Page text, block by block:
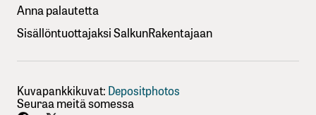
Anna palautetta
Sisällöntuottajaksi SalkunRakentajaan
Kuvapankkikuvat: Depositphotos
Seuraa meitä somessa